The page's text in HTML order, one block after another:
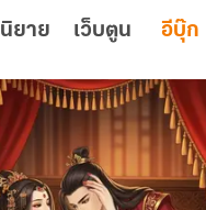
นิยาย เว็บตูน อีบุ๊ก